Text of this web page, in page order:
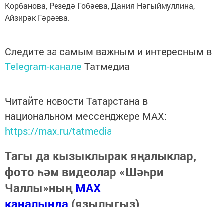
Корбанова, Резедә Гобәева, Дания Нәгыймуллина,
Айзирәк Гәрәева.
Следите за самым важным и интересным в
Telegram-канале Татмедиа
Читайте новости Татарстана в
национальном мессенджере MАХ:
https://max.ru/tatmedia
Тагы да кызыклырак яңалыклар,
фото һәм видеолар «Шәһри
Чаллы»ныңMAX
каналында (язылыгыз).